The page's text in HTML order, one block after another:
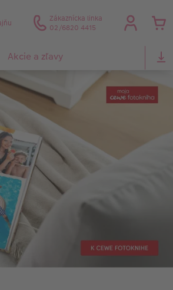
Zákaznícka linka
02/6820 4415
Akcie a zľavy